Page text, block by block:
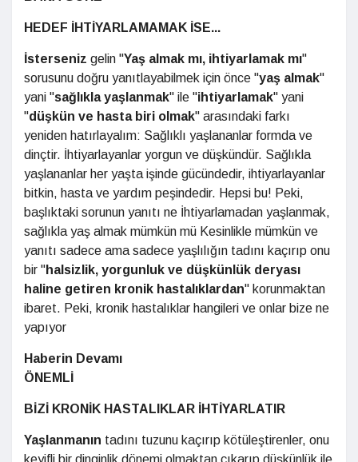
HEDEF İHTİYARLAMAMAK İSE...
İsterseniz gelin "Yaş almak mı, ihtiyarlamak mı"
sorusunu doğru yanıtlayabilmek için önce "yaş almak"
yani "sağlıkla yaşlanmak" ile "ihtiyarlamak" yani
"düşkün ve hasta biri olmak" arasındaki farkı
yeniden hatırlayalım: Sağlıklı yaşlananlar formda ve
dinçtir. İhtiyarlayanlar yorgun ve düşkündür. Sağlıkla
yaşlananlar her yaşta işinde gücündedir, ihtiyarlayanlar
bitkin, hasta ve yardım peşindedir. Hepsi bu! Peki,
başlıktaki sorunun yanıtı ne İhtiyarlamadan yaşlanmak,
sağlıkla yaş almak mümkün mü Kesinlikle mümkün ve
yanıtı sadece ama sadece yaşlılığın tadını kaçırıp onu
bir "halsizlik, yorgunluk ve düşkünlük deryası
haline getiren kronik hastalıklardan" korunmaktan
ibaret. Peki, kronik hastalıklar hangileri ve onlar bize ne
yapıyor
Haberin Devamı
ÖNEMLİ
BİZİ KRONİK HASTALIKLAR İHTİYARLATIR
Yaşlanmanın tadını tuzunu kaçırıp kötüleştirenler, onu
keyifli bir dinginlik dönemi olmaktan çıkarıp düşkünlük ile